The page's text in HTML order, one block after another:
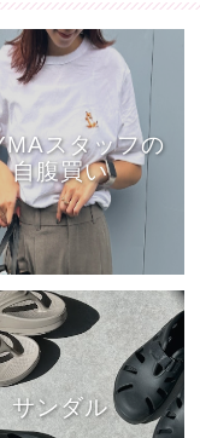
スタッフの
自腹買い
サンダル